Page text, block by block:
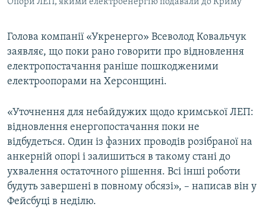
ІНФОГРАФІКА
ДОЛУЧАЙСЯ!
Усі сайти RFE/RL
Опори ЛЕП, якими електроенергію подавали до Криму
Голова компанії «Укренерго» Всеволод Ковальчук
заявляє, що поки рано говорити про відновлення
електропостачання раніше пошкодженими
електроопорами на Херсонщині.
«Уточнення для небайдужих щодо кримської ЛЕП:
відновлення енергопостачання поки не
відбудеться. Один із фазних проводів розібраної на
анкерній опорі і залишиться в такому стані до
ухвалення остаточного рішення. Всі інші роботи
будуть завершені в повному обсязі», – написав він у
Фейсбуці в неділю.